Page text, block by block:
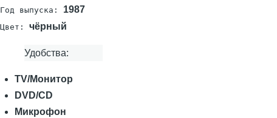
Год выпуска: 1987
Цвет: чёрный
Удобства:
TV/Монитор
DVD/CD
Микрофон